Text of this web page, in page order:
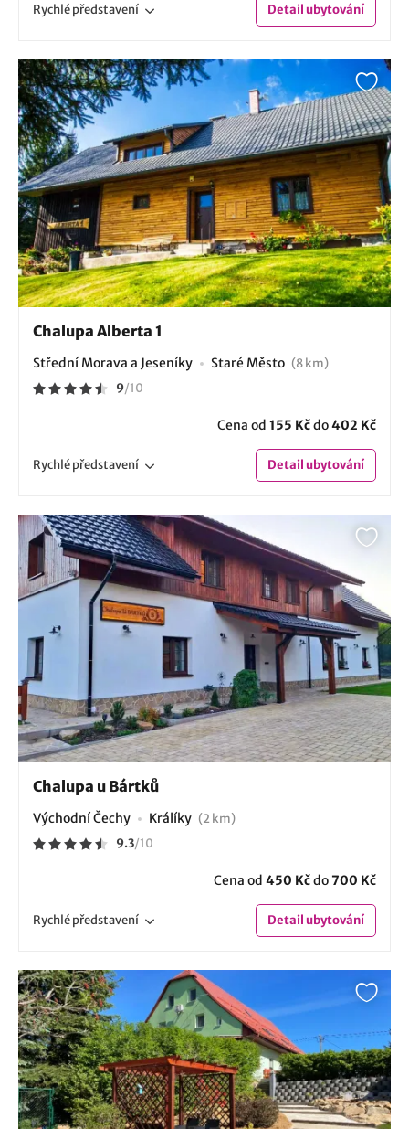
Rychlépředstavení Detailubytování
Chalupa Alberta 1
Střední Morava a Jeseníky Staré Město (8 km)
9/10
Cena od 155 Kčdo402 Kč
Rychlépředstavení Detailubytování
Chalupa u Bártků
Východní Čechy Králíky (2 km)
9.3/10
Cena od 450 Kčdo700 Kč
Rychlépředstavení Detailubytování